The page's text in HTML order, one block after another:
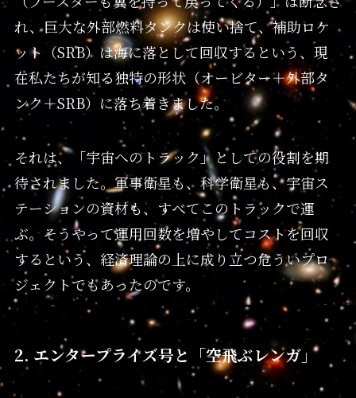
れ、巨大な外部燃料タンクは使い捨て、補助ロケ
ット（SRB）は海に落として回収するという、現
在私たちが知る独特の形状（オービター＋外部タ
ンク＋SRB）に落ち着きました。
それは、「宇宙へのトラック」としての役割を期
待されました。軍事衛星も、科学衛星も、宇宙ス
テーションの資材も、すべてこのトラックで運
ぶ。そうやって運用回数を増やしてコストを回収
するという、経済理論の上に成り立つ危ういプロ
ジェクトでもあったのです。
2. エンタープライズ号と「空飛ぶレンガ」